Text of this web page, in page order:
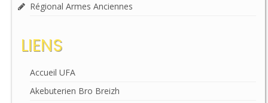
Régional Armes Anciennes
LIENS
Accueil UFA
Akebuterien Bro Breizh